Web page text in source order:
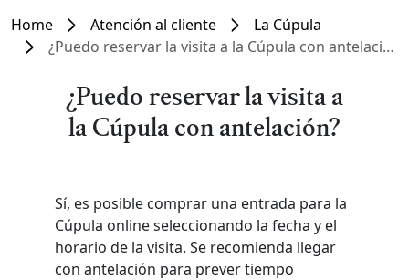
Home Atención al cliente
La Cúpula
¿Puedo reservar la visita a la Cúpula con antelación?
¿Puedo reservar la visita a
la Cúpula con antelación?
Sí, es posible comprar una entrada para la
Cúpula online seleccionando la fecha y el
horario de la visita. Se recomienda llegar
con antelación para prever tiempo